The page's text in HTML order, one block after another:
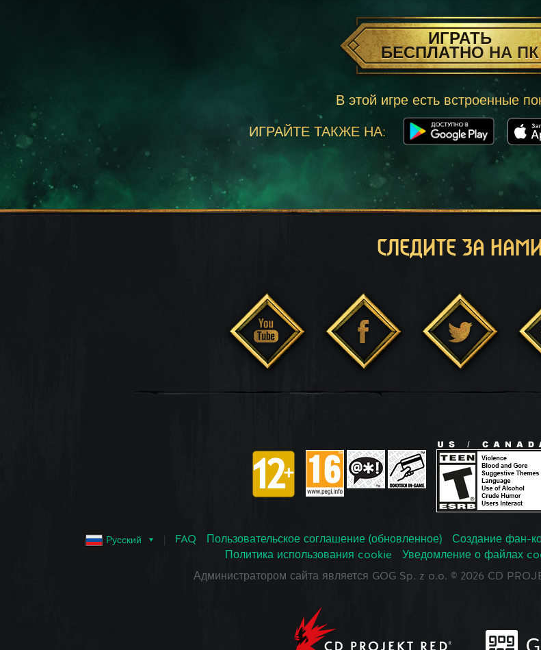
ИГРАТЬ
БЕСПЛАТНО НА ПК
В этой игре есть встроенные
ИГРАЙТЕ ТАКЖЕ НА:
СЛЕДИТЕ ЗА НАМИ
Русский FAQ Пользовательское соглашение (обновленное) Создание фан-
Политика использования cookie
Уведомление о файлах
Администратором сайта является GOG Sp. z o.o. © 2026 CD